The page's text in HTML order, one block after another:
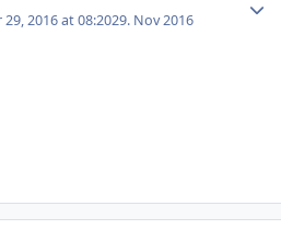
2016 at 08:2029. Nov 2016